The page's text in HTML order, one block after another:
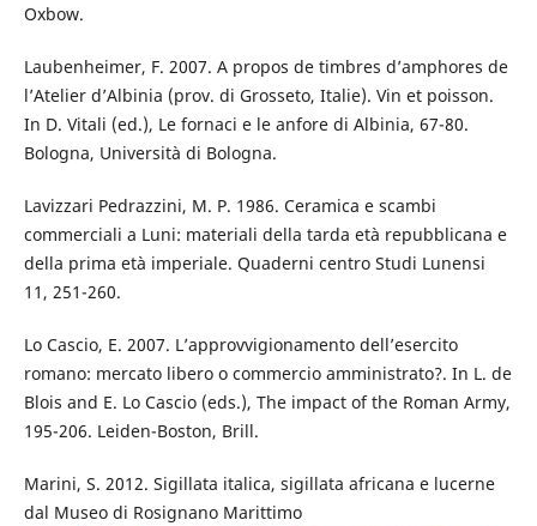
Oxbow.
Laubenheimer, F. 2007. A propos de timbres d’amphores de
l’Atelier d’Albinia (prov. di Grosseto, Italie). Vin et poisson.
In D. Vitali (ed.), Le fornaci e le anfore di Albinia, 67-80.
Bologna, Università di Bologna.
Lavizzari Pedrazzini, M. P. 1986. Ceramica e scambi
commerciali a Luni: materiali della tarda età repubblicana e
della prima età imperiale. Quaderni centro Studi Lunensi
11, 251-260.
Lo Cascio, E. 2007. L’approvvigionamento dell’esercito
romano: mercato libero o commercio amministrato?. In L. de
Blois and E. Lo Cascio (eds.), The impact of the Roman Army,
195-206. Leiden-Boston, Brill.
Marini, S. 2012. Sigillata italica, sigillata africana e lucerne
dal Museo di Rosignano Marittimo